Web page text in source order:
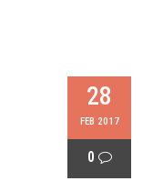
28
FEB 2017
0